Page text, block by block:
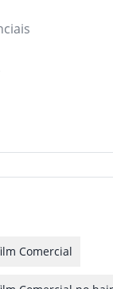
Comercial